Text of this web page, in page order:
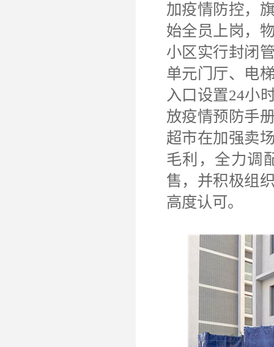
加疫情防控，
始全员上岗，
小区实行封闭
单元门厅、电
入口设置24小
放疫情预防手
超市在加强卖
毛利，全力调
售，并积极组
高度认可。